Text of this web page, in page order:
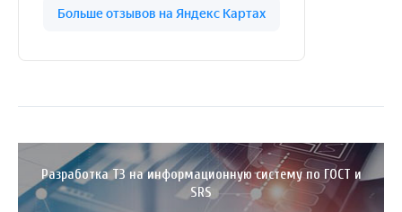
Разработка ТЗ на информационную систему по ГОСТ и
SRS